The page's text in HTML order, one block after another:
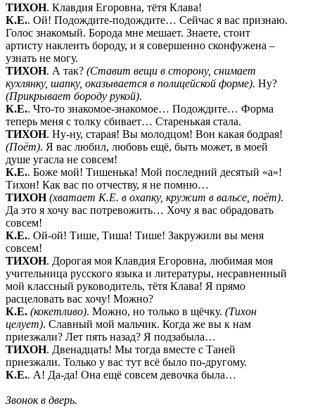
ТИХОН. Клавдия Егоровна, тётя Клава!
К.Е.. Ой! Подождите-подождите… Сейчас я вас признаю.
Голос знакомый. Борода мне мешает. Знаете, стоит
артисту наклеить бороду, и я совершенно сконфужена –
узнать не могу.
ТИХОН. А так? (Ставит вещи в сторону, снимает
кухлянку, шапку, оказывается в полицейской форме). Ну?
(Прикрывает бороду рукой).
К.Е.. Что-то знакомое-знакомое… Подождите… Форма
теперь меня с толку сбивает… Старенькая стала.
ТИХОН. Ну-ну, старая! Вы молодцом! Вон какая бодрая!
(Поёт). Я вас любил, любовь ещё, быть может, в моей
душе угасла не совсем!
К.Е.. Боже мой! Тишенька! Мой последний десятый «а»!
Тихон! Как вас по отчеству, я не помню…
ТИХОН (хватает К.Е. в охапку, кружит в вальсе, поёт).
Да это я хочу вас потревожить… Хочу я вас обрадовать
совсем!
К.Е.. Ой-ой! Тише, Тиша! Тише! Закружили вы меня
совсем!
ТИХОН. Дорогая моя Клавдия Егоровна, любимая моя
учительница русского языка и литературы, несравненный
мой классный руководитель, тётя Клава! Я прямо
расцеловать вас хочу! Можно?
К.Е. (кокетливо). Можно, но только в щёчку. (Тихон
целует). Славный мой мальчик. Когда же вы к нам
приезжали? Лет пять назад? Я подзабыла…
ТИХОН. Двенадцать! Мы тогда вместе с Таней
приезжали. Только у вас тут всё было по-другому.
К.Е.. А! Да-да! Она ещё совсем девочка была…
Звонок в дверь.